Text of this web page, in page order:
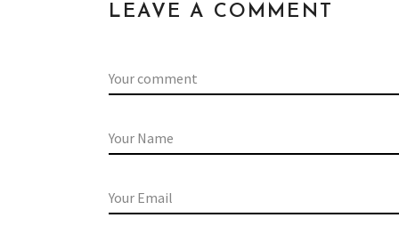
LEAVE A COMMENT